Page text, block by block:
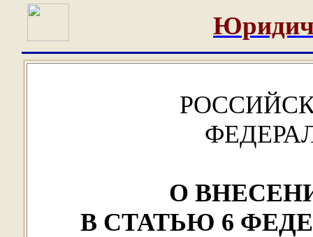
О
В СТАТЬЮ 6